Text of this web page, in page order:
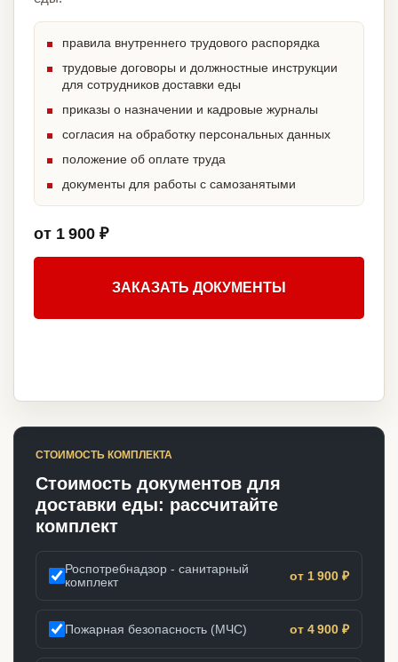
правила внутреннего трудового распорядка
трудовые договоры и должностные инструкции
для сотрудников доставки еды
приказы о назначении и кадровые журналы
согласия на обработку персональных данных
положение об оплате труда
документы для работы с самозанятыми
от 1 900 ₽
ЗАКАЗАТЬ ДОКУМЕНТЫ
СТОИМОСТЬ КОМПЛЕКТА
Стоимость документов для
доставки еды: рассчитайте
комплект
Роспотребнадзор - санитарный
комплект
от 1 900 ₽
Пожарная безопасность (МЧС) от 4 900 ₽